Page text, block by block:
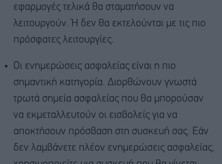
εφαρμογές τελικά θα σταματήσουν να
λειτουργούν. Ή δεν θα εκτελούνται με τις πιο
πρόσφατες λειτουργίες.
Οι ενημερώσεις ασφαλείας είναι η πιο
σημαντική κατηγορία. Διορθώνουν γνωστά
τρωτά σημεία ασφαλείας που θα μπορούσαν
να εκμεταλλευτούν οι εισβολείς για να
αποκτήσουν πρόσβαση στη συσκευή σας. Εάν
δεν λαμβάνετε πλέον ενημερώσεις ασφαλείας,